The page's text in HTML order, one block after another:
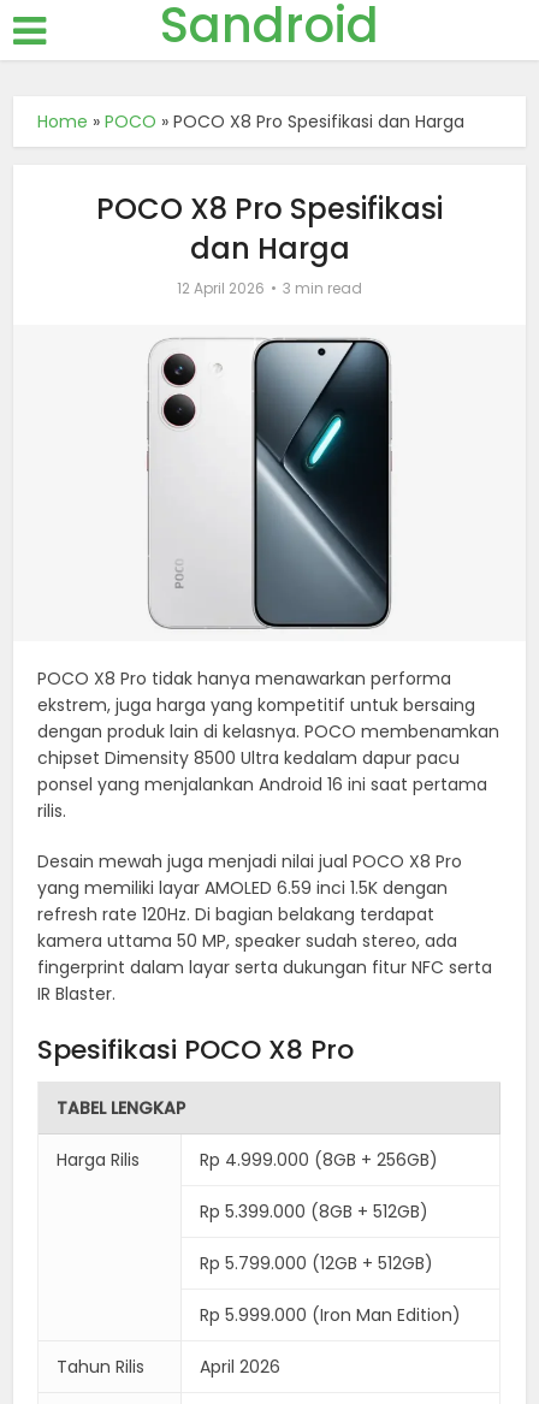
Sandroid
Home »POCO »POCO X8 Pro Spesifikasi dan Harga
POCO X8 Pro Spesifikasi
dan Harga
12 April 2026 3 min read
POCO X8 Pro tidak hanya menawarkan performa
ekstrem, juga harga yang kompetitif untuk bersaing
dengan produk lain di kelasnya. POCO membenamkan
chipset Dimensity 8500 Ultra kedalam dapur pacu
ponsel yang menjalankan Android 16 ini saat pertama
rilis.
Desain mewah juga menjadi nilai jual POCO X8 Pro
yang memiliki layar AMOLED 6.59 inci 1.5K dengan
refresh rate 120Hz. Di bagian belakang terdapat
kamera uttama 50 MP, speaker sudah stereo, ada
fingerprint dalam layar serta dukungan fitur NFC serta
IR Blaster.
Spesifikasi POCO X8 Pro
TABEL LENGKAP
Harga Rilis Rp 4.999.000 (8GB + 256GB)
Rp 5.399.000 (8GB + 512GB)
Rp 5.799.000 (12GB + 512GB)
Rp 5.999.000 (Iron Man Edition)
Tahun Rilis April 2026